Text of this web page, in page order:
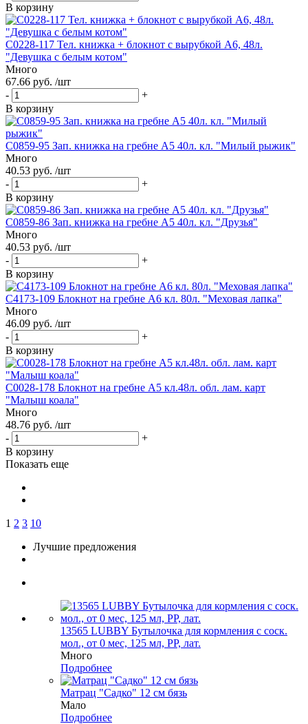
В корзину
С0228-117 Тел. книжка + блокнот с вырубкой А6, 48л.
"Девушка с белым котом"
Много
67.66 руб. /шт
-
+
В корзину
С0859-95 Зап. книжка на гребне А5 40л. кл. "Милый рыжик"
Много
40.53 руб. /шт
-
+
В корзину
С0859-86 Зап. книжка на гребне А5 40л. кл. "Друзья"
Много
40.53 руб. /шт
-
+
В корзину
С4173-109 Блокнот на гребне А6 кл. 80л. "Меховая лапка"
Много
46.09 руб. /шт
-
+
В корзину
С0028-178 Блокнот на гребне А5 кл.48л. обл. лам. карт
"Малыш коала"
Много
48.76 руб. /шт
-
+
В корзину
Показать еще
1 2 3 10
Лучшие предложения
13565 LUBBY Бутылочка для кормления с соск.
мол., от 0 мес, 125 мл, PP, лат.
Много
Подробнее
Матрац "Садко" 12 см бязь
Мало
Подробнее